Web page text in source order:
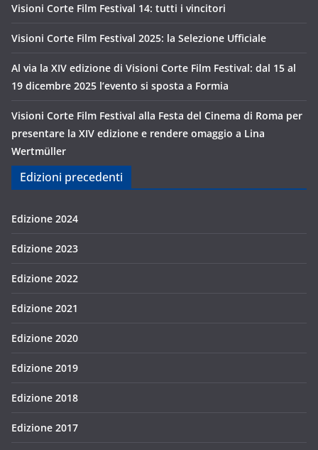
Visioni Corte Film Festival 14: tutti i vincitori
Visioni Corte Film Festival 2025: la Selezione Ufficiale
Al via la XIV edizione di Visioni Corte Film Festival: dal 15 al
19 dicembre 2025 l’evento si sposta a Formia
Visioni Corte Film Festival alla Festa del Cinema di Roma per
presentare la XIV edizione e rendere omaggio a Lina
Wertmüller
Edizioni precedenti
Edizione 2024
Edizione 2023
Edizione 2022
Edizione 2021
Edizione 2020
Edizione 2019
Edizione 2018
Edizione 2017